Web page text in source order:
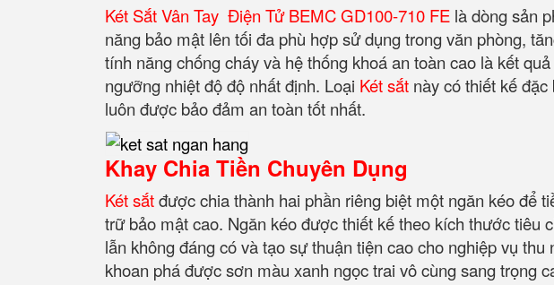
Két Sắt Vân Tay Điện Tử BEMC GD100-710 FE là dòng sản
năng bảo mật lên tối đa phù hợp sử dụng trong văn phòng,
tính năng chống cháy và hệ thống khoá an toàn cao là kết
ngưỡng nhiệt độ độ nhất định. Loại Két sắt này có thiết kế
luôn được bảo đảm an toàn tốt nhất.
Khay Chia Tiền Chuyên Dụng
Két sắtđược chia thành hai phần riêng biệt một ngăn kéo để
trữ bảo mật cao. Ngăn kéo được thiết kế theo kích thước
lẫn không đáng có và tạo sự thuận tiện cao cho nghiệp vụ
khoan phá được sơn màu xanh ngọc trai vô cùng sang trọng